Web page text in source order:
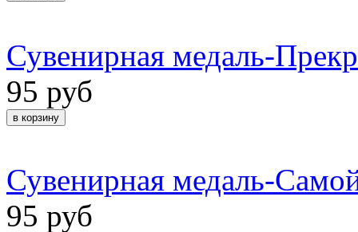
Сувенирная медаль-
95 руб
Сувенирная медаль-
95 руб